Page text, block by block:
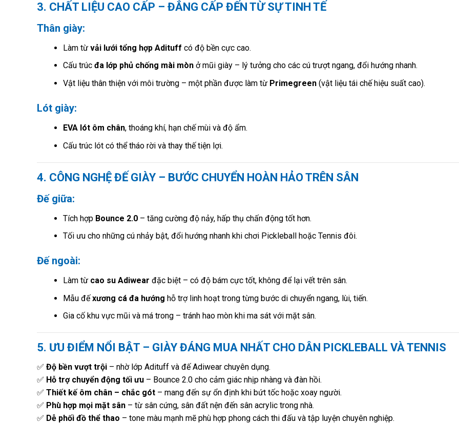
3. CHẤT LIỆU CAO CẤP – ĐẲNG CẤP ĐẾN TỪ SỰ TINH TẾ
Thân giày:
Làm từ vải lưới tổng hợp Adituff có độ bền cực cao.
Cấu trúc đa lớp phủ chống mài mònở mũi giày – lý tưởng cho các cú trượt ngang, đổi hướng nhanh.
Vật liệu thân thiện với môi trường – một phần được làm từ Primegreen(vật liệu tái chế hiệu suất cao).
Lót giày:
EVA lót ôm chân, thoáng khí, hạn chế mùi và độ ẩm.
Cấu trúc lót có thể tháo rời và thay thế tiện lợi.
4. CÔNG NGHỆ ĐẾ GIÀY – BƯỚC CHUYỂN HOÀN HẢO TRÊN SÂN
Đế giữa:
Tích hợp Bounce 2.0– tăng cường độ nảy, hấp thụ chấn động tốt hơn.
Tối ưu cho những cú nhảy bật, đổi hướng nhanh khi chơi Pickleball hoặc Tennis đôi.
Đế ngoài:
Làm từ cao su Adiwear đặc biệt – có độ bám cực tốt, không để lại vết trên sân.
Mẫu đếxương cá đa hướng hỗ trợ linh hoạt trong từng bước di chuyển ngang, lùi, tiến.
Gia cố khu vực mũi và má trong – tránh hao mòn khi ma sát với mặt sân.
5. ƯU ĐIỂM NỔI BẬT – GIÀY ĐÁNG MUA NHẤT CHO DÂN PICKLEBALL VÀ TENNIS
✅ Độ bền vượt trội – nhờ lớp Adituff và đế Adiwear chuyên dụng.
✅ Hỗ trợ chuyển động tối ưu – Bounce 2.0 cho cảm giác nhịp nhàng và đàn hồi.
✅ Thiết kế ôm chân – chắc gót – mang đến sự ổn định khi bứt tốc hoặc xoay người.
✅ Phù hợp mọi mặt sân – từ sân cứng, sân đất nện đến sân acrylic trong nhà.
✅ Dễ phối đồ thể thao – tone màu mạnh mẽ phù hợp phong cách thi đấu và tập luyện chuyên nghiệp.